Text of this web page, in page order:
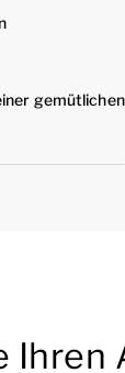
gemütlichen